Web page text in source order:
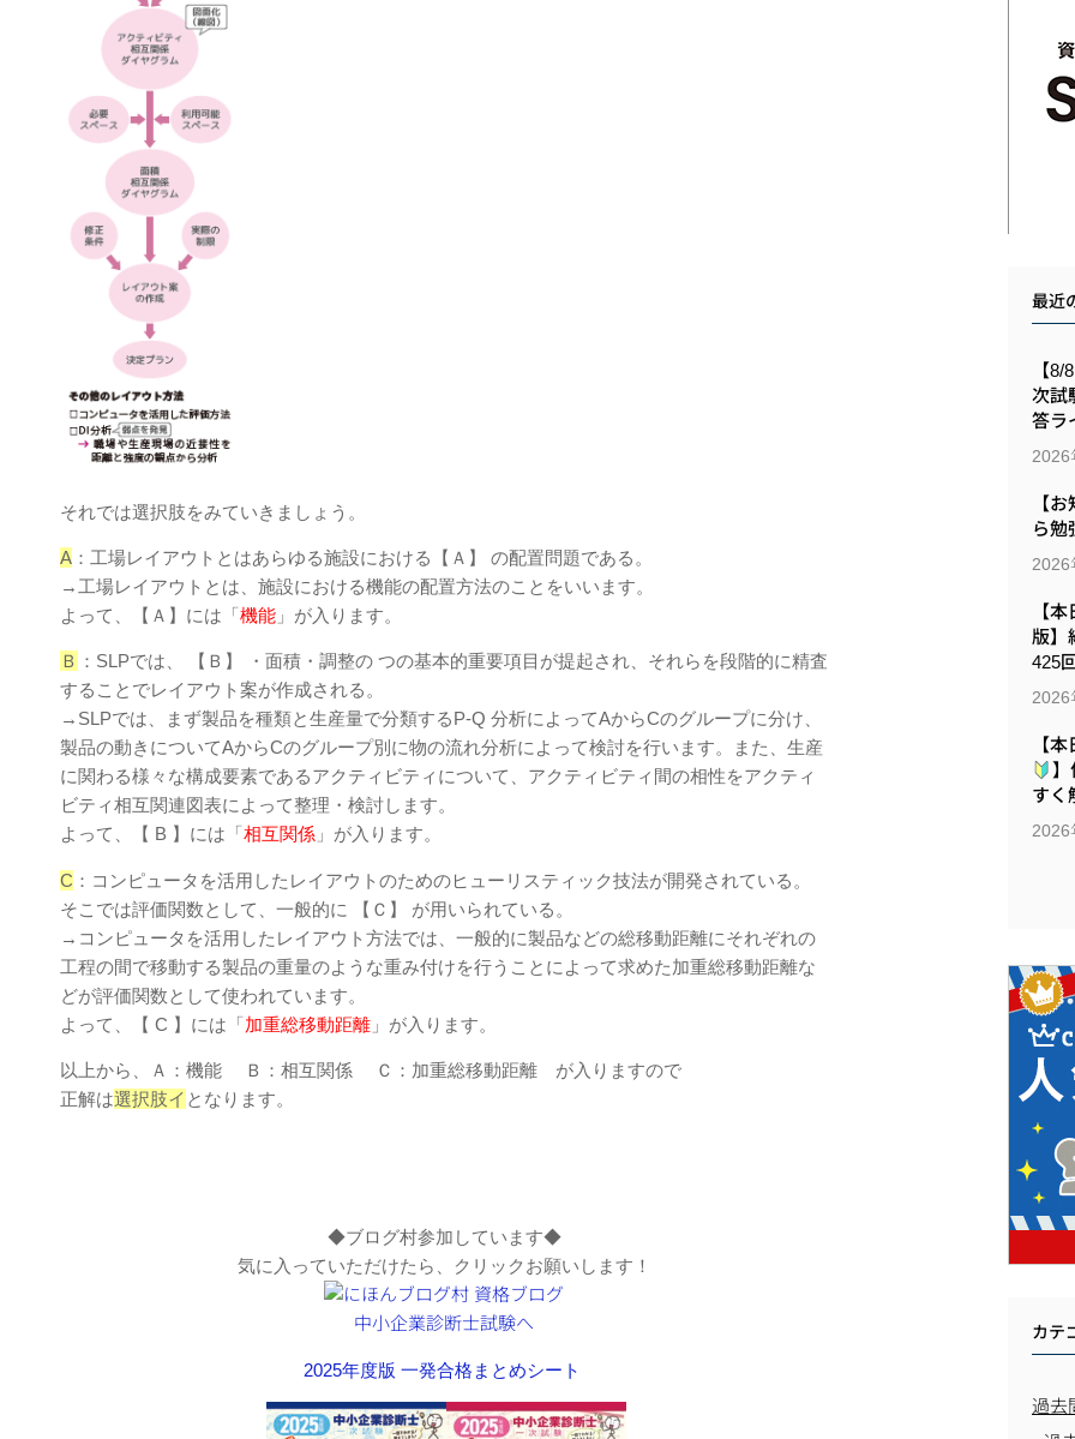
それでは選択肢をみていきましょう。
A ：工場レイアウトとはあらゆる施設における【Ａ】 の配置問題である。
→工場レイアウトとは、施設における機能の配置方法のことをいいます。
よって、【Ａ】には「機能 」が入ります。
Ｂ ：SLPでは、 【Ｂ】 ・面積・調整の つの基本的重要項目が提起され、それらを段階的に精査
することでレイアウト案が作成される。
→SLPでは、まず製品を種類と生産量で分類するP-Q 分析によってAからCのグループに分け、
製品の動きについてAからCのグループ別に物の流れ分析によって検討を行います。また、生産
に関わる様々な構成要素であるアクティビティについて、アクティビティ間の相性をアクティ
ビティ相互関連図表によって整理・検討します。
よって、【 B 】には「相互関係 」が入ります。
C ：コンピュータを活用したレイアウトのためのヒューリスティック技法が開発されている。
そこでは評価関数として、一般的に 【Ｃ】 が用いられている。
→コンピュータを活用したレイアウト方法では、一般的に製品などの総移動距離にそれぞれの
工程の間で移動する製品の重量のような重み付けを行うことによって求めた加重総移動距離な
どが評価関数として使われています。
よって、【 C 】には「加重総移動距離 」が入ります。
以上から、Ａ：機能 Ｂ：相互関係 Ｃ：加重総移動距離 が入りますので
正解は選択肢イ となります。
◆ブログ村参加しています◆
気に入っていただけたら、クリックお願いします！
2025年度版 一発合格まとめシート
最近
【
次試
答ラ
2026
【
ら勉
2026
【
版】
425回
2026
【
】
すく
2026
カテ
過去